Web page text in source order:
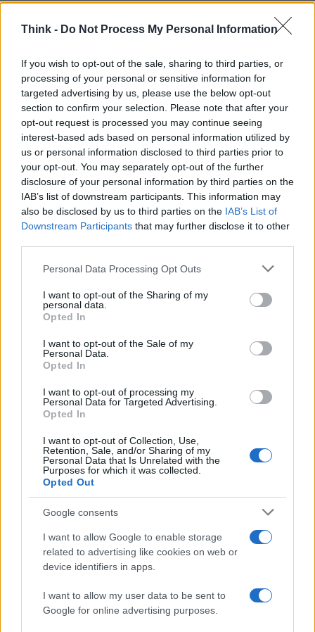
Think - Do Not Process My Personal Information
If you wish to opt-out of the sale, sharing to third parties, or
processing of your personal or sensitive information for
targeted advertising by us, please use the below opt-out
section to confirm your selection. Please note that after your
opt-out request is processed you may continue seeing
interest-based ads based on personal information utilized by
us or personal information disclosed to third parties prior to
your opt-out. You may separately opt-out of the further
disclosure of your personal information by third parties on the
IAB’s list of downstream participants. This information may
also be disclosed by us to third parties on the IAB’s List of
Downstream Participants that may further disclose it to other
Please note that this website/app uses one or more Google
not limited to your visit or usage behaviour. You may click to
grant or deny consent to Google and its third-party tags to
use your data for below specified purposes in below Google
consent section.
Personal Data Processing Opt Outs
I want to opt-out of the Sharing of my
personal data.
Opted In
I want to opt-out of the Sale of my
Personal Data.
Opted In
I want to opt-out of processing my
Personal Data for Targeted Advertising.
Opted In
I want to opt-out of Collection, Use,
Retention, Sale, and/or Sharing of my
Personal Data that Is Unrelated with the
Purposes for which it was collected.
Opted Out
Google consents
I want to allow Google to enable storage
related to advertising like cookies on web or
device identifiers in apps.
I want to allow my user data to be sent to
Google for online advertising purposes.
AUTORE
Continua a leggere
FUTURE